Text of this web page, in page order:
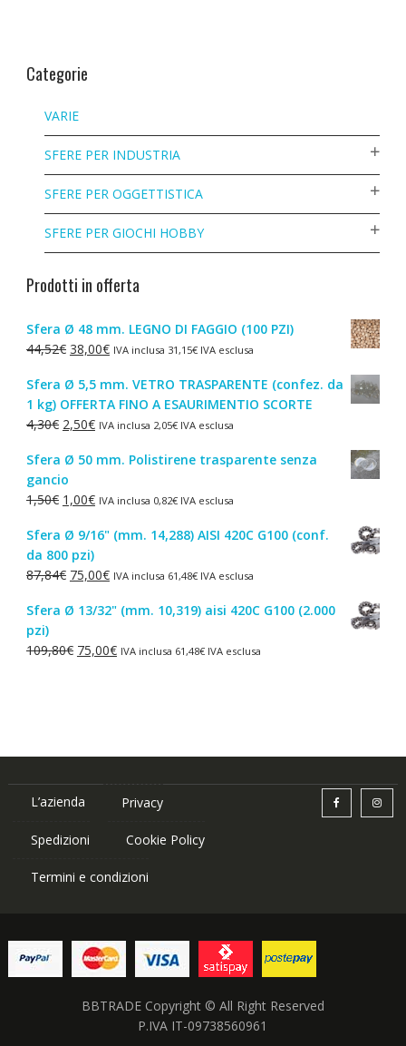
Categorie
VARIE
SFERE PER INDUSTRIA
SFERE PER OGGETTISTICA
SFERE PER GIOCHI HOBBY
Prodotti in offerta
Sfera Ø 48 mm. LEGNO DI FAGGIO (100 PZI)
44,52€ Il
originale
era:
44,52€.
38,00€Il
attuale
è:
38,00€.
IVA inclusa 31,15€IVA esclusa
Sfera Ø 5,5 mm. VETRO TRASPARENTE (confez. da
1 kg) OFFERTA FINO A ESAURIMENTIO SCORTE
4,30€ Il
originale
era:
4,30€.
2,50€Il
attuale
2,50€.
IVA inclusa 2,05€IVA esclusa
Sfera Ø 50 mm. Polistirene trasparente senza
gancio
1,50€ Il
originale
era:
1,50€.
1,00€Il
attuale
è:
1,00€.
IVA inclusa 0,82€IVA esclusa
Sfera Ø 9/16" (mm. 14,288) AISI 420C G100 (conf.
da 800 pzi)
87,84€ Il
originale
87,84€.
75,00€Il
attuale
75,00€.
IVA inclusa 61,48€IVA esclusa
Sfera Ø 13/32" (mm. 10,319) aisi 420C G100 (2.000
pzi)
109,80€ Il
75,00€IlIVA inclusa 61,48€IVA esclusa
L’azienda Privacy
Spedizioni Cookie Policy
Termini e condizioni
BBTRADE Copyright © All Right Reserved
P.IVA IT-09738560961